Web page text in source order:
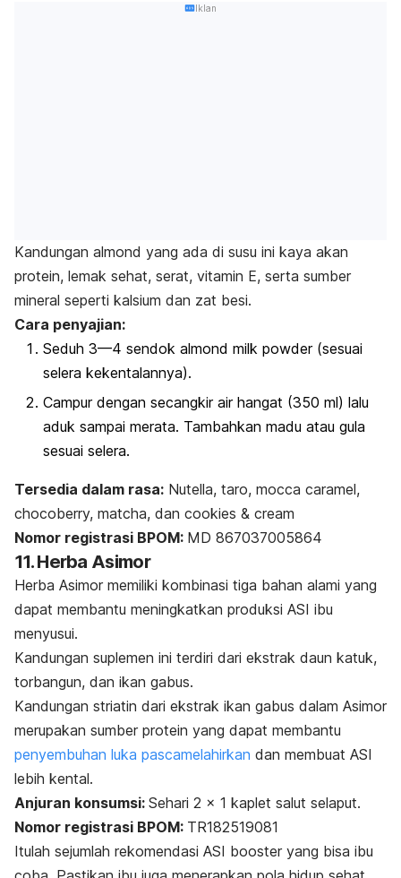
Iklan
Kandungan almond yang ada di susu ini kaya akan
protein, lemak sehat, serat, vitamin E, serta sumber
mineral seperti kalsium dan zat besi.
Cara penyajian:
Seduh 3—4 sendok almond milk powder (sesuai
selera kekentalannya).
Campur dengan secangkir air hangat (350 ml) lalu
aduk sampai merata. Tambahkan madu atau gula
sesuai selera.
Tersedia dalam rasa: Nutella, taro, mocca caramel,
chocoberry, matcha, dan cookies & cream
Nomor registrasi BPOM: MD 867037005864
11. Herba Asimor
Herba Asimor memiliki kombinasi tiga bahan alami yang
dapat membantu meningkatkan produksi ASI ibu
menyusui.
Kandungan suplemen ini terdiri dari ekstrak daun katuk,
torbangun, dan ikan gabus.
Kandungan striatin dari ekstrak ikan gabus dalam Asimor
merupakan sumber protein yang dapat membantu
penyembuhan luka pascamelahirkan dan membuat ASI
lebih kental.
Anjuran konsumsi: Sehari 2 x 1 kaplet salut selaput.
Nomor registrasi BPOM: TR182519081
Itulah sejumlah rekomendasi ASI booster yang bisa ibu